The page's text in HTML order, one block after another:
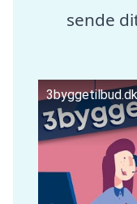
sende